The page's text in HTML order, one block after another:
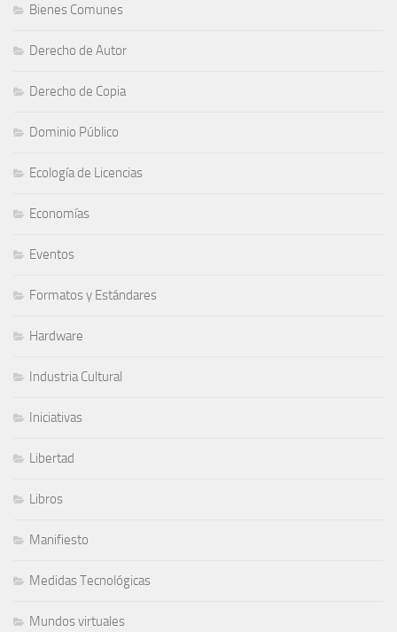
Bienes Comunes
Derecho de Autor
Derecho de Copia
Dominio Público
Ecología de Licencias
Economías
Eventos
Formatos y Estándares
Hardware
Industria Cultural
Iniciativas
Libertad
Libros
Manifiesto
Medidas Tecnológicas
Mundos virtuales